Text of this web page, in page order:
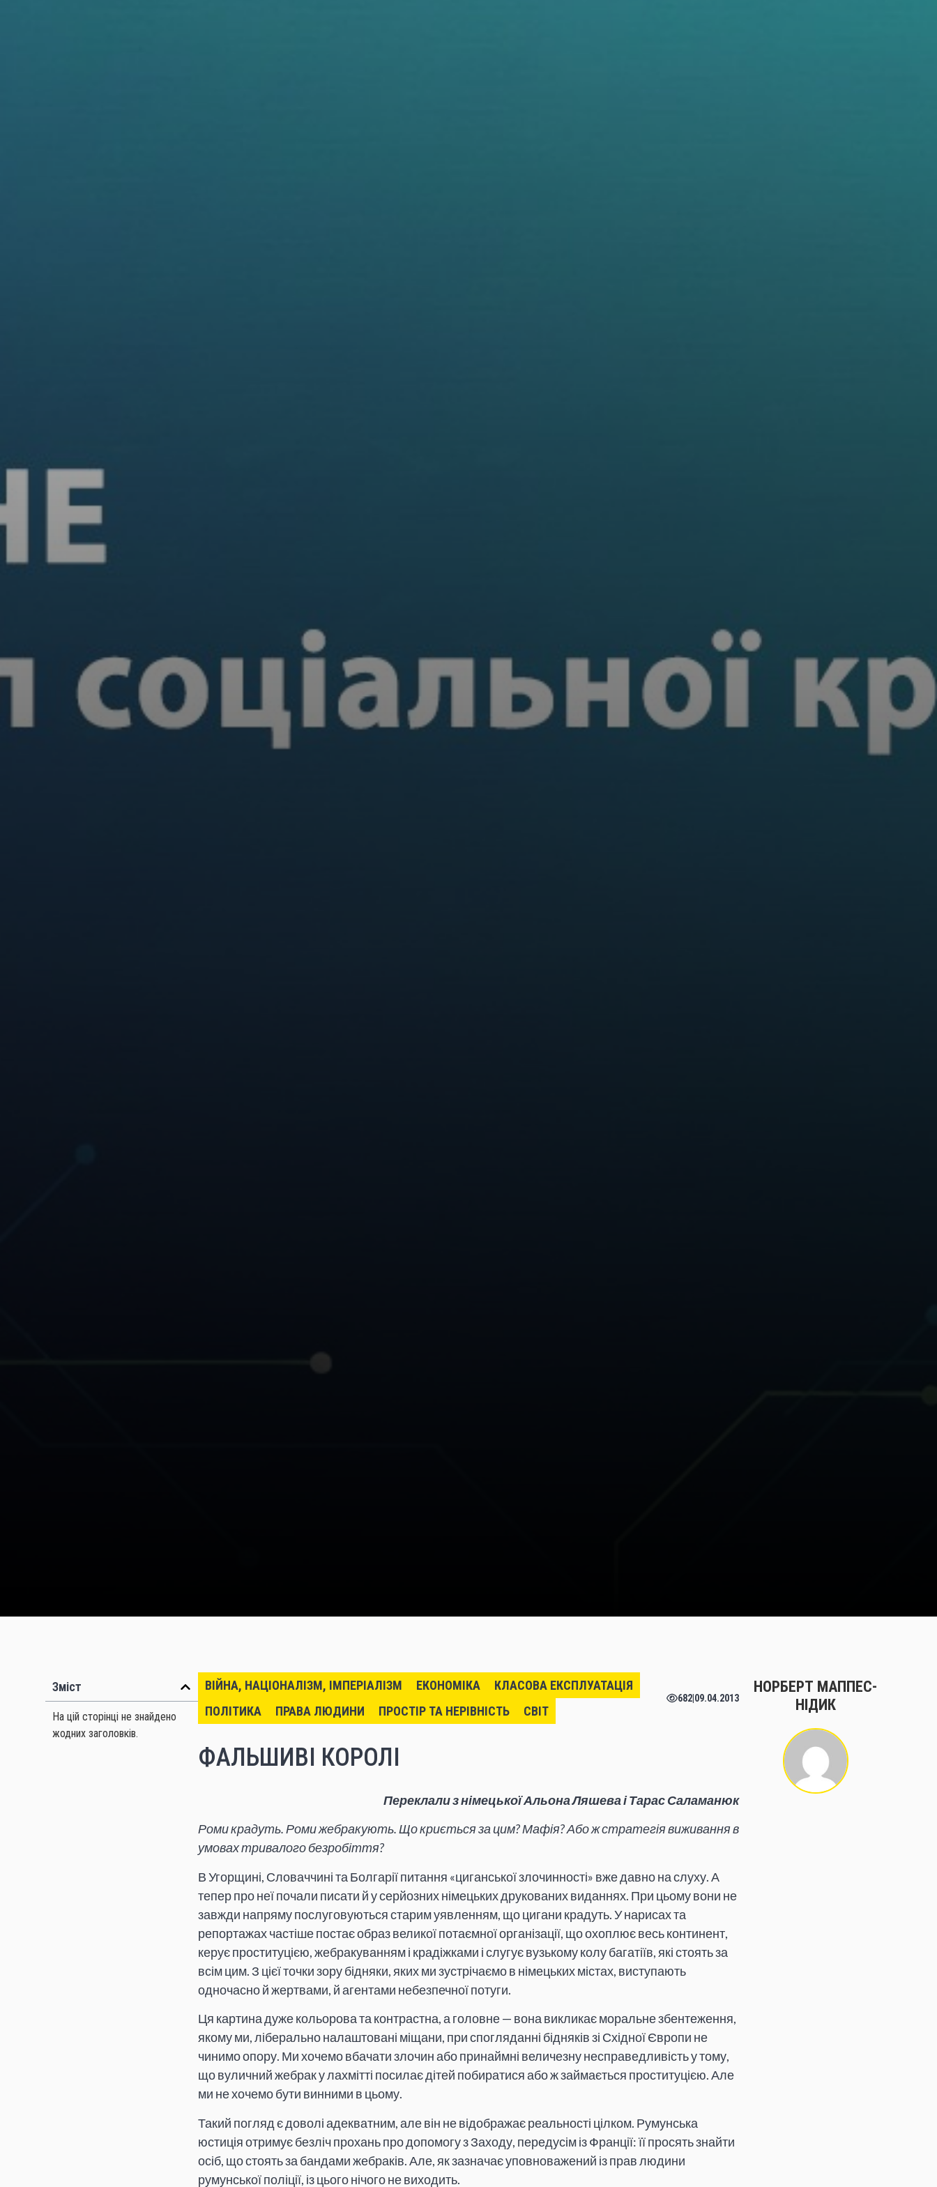
Зміст
На цій сторінці не знайдено
жодних заголовків.
ВІЙНА, НАЦІОНАЛІЗМ, ІМПЕРІАЛІЗМ ЕКОНОМІКА
КЛАСОВА ЕКСПЛУАТАЦІЯ
ПОЛІТИКА
ПРАВА ЛЮДИНИ ПРОСТІР ТА НЕРІВНІСТЬ СВІТ
682|09.04.2013
ФАЛЬШИВІ КОРОЛІ
Переклали з німецької Альона Ляшева і Тарас Саламанюк
Роми крадуть. Роми жебракують. Що криється за цим? Мафія? Або ж стратегія виживання в
умовах тривалого безробіття?
В Угорщині, Словаччині та Болгарії питання «циганської злочинності» вже давно на слуху. А
тепер про неї почали писати й у серйозних німецьких друкованих виданнях. При цьому вони не
завжди напряму послуговуються старим уявленням, що цигани крадуть. У нарисах та
репортажах частіше постає образ великої потаємної організації, що охоплює весь континент,
керує проституцією, жебракуванням і крадіжками і слугує вузькому колу багатіїв, які стоять за
всім цим. З цієї точки зору бідняки, яких ми зустрічаємо в німецьких містах, виступають
одночасно й жертвами, й агентами небезпечної потуги.
Ця картина дуже кольорова та контрастна, а головне — вона викликає моральне збентеження,
якому ми, ліберально налаштовані міщани, при спогляданні бідняків зі Східної Європи не
чинимо опору. Ми хочемо вбачати злочин або принаймні величезну несправедливість у тому,
що вуличний жебрак у лахмітті посилає дітей побиратися або ж займається проституцією. Але
ми не хочемо бути винними в цьому.
Такий погляд є доволі адекватним, але він не відображає реальності цілком. Румунська
юстиція отримує безліч прохань про допомогу з Заходу, передусім із Франції: її просять знайти
осіб, що стоять за бандами жебраків. Але, як зазначає уповноважений із прав людини
румунської поліції, із цього нічого не виходить.
НОРБЕРТ МАППЕС-
НІДИК